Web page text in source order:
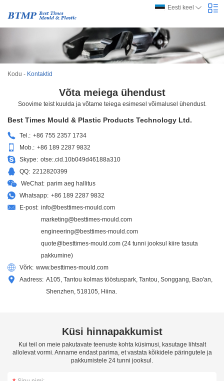
Eesti keel
Kodu - Kontaktid
Võta meiega ühendust
Soovime teist kuulda ja võtame teiega esimesel võimalusel ühendust.
Best Times Mould & Plastic Products Technology Ltd.
Tel.: +86 755 2357 1734
Mob.: +86 189 2287 9832
Skype: otse:.cid.10b049d46188a310
QQ: 2212820399
WeChat: parim aeg hallitus
Whatsapp: +86 189 2287 9832
E-post: info@besttimes-mould.com
marketing@besttimes-mould.com
engineering@besttimes-mould.com
quote@besttimes-mould.com (24 tunni jooksul kiire tasuta
pakkumine)
Võrk: www.besttimes-mould.com
Aadress: A105, Tantou kolmas tööstuspark, Tantou, Songgang, Bao'an,
Shenzhen, 518105, Hiina.
Küsi hinnapakkumist
Kui teil on meie pakutavate teenuste kohta küsimusi, kasutage lihtsalt
allolevat vormi. Anname endast parima, et vastata kõikidele päringutele ja
pakkumistele 24 tunni jooksul.